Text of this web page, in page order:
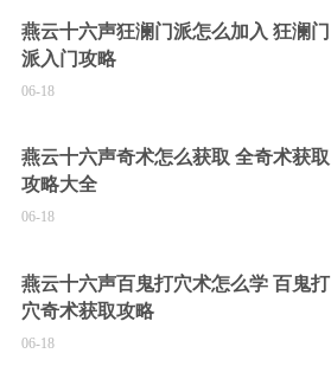
燕云十六声狂澜门派怎么加入 狂澜门
派入门攻略
06-18
燕云十六声奇术怎么获取 全奇术获取
攻略大全
06-18
燕云十六声百鬼打穴术怎么学 百鬼打
穴奇术获取攻略
06-18